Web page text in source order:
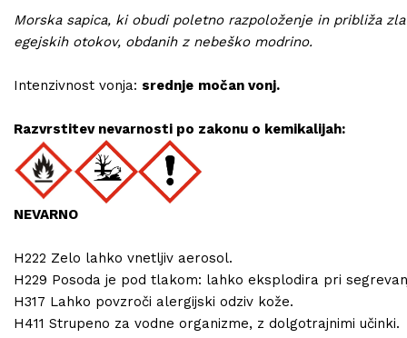
Morska sapica, ki obudi poletno razpoloženje in približa
egejskih otokov, obdanih z nebeško modrino.
Intenzivnost vonja: srednje močan vonj.
Razvrstitev nevarnosti po zakonu o kemikalijah:
NEVARNO
H222 Zelo lahko vnetljiv aerosol.
H229 Posoda je pod tlakom: lahko eksplodira pri
H317 Lahko povzroči alergijski odziv kože.
H411 Strupeno za vodne organizme, z dolgotrajnimi učinki.